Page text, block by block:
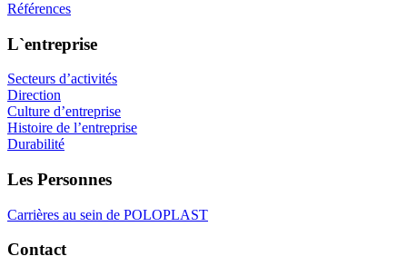
Références
L`entreprise
Secteurs d’activités
Direction
Culture d’entreprise
Histoire de l’entreprise
Durabilité
Les Personnes
Carrières au sein de POLOPLAST
Contact